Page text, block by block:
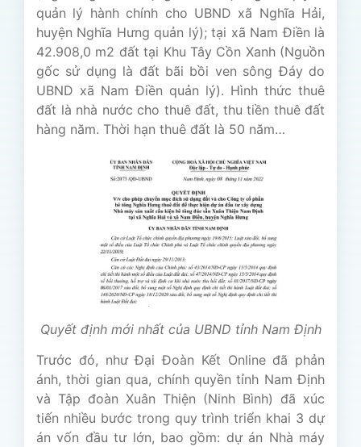
quản lý hành chính cho UBND xã Nghĩa Hải,
huyện Nghĩa Hưng quản lý); tại xã Nam Điền là
42.908,0 m2 đất tại Khu Tây Cồn Xanh (Nguồn
gốc sử dụng là đất bãi bồi ven sông Đáy do
UBND xã Nam Điền quản lý). Hình thức thuê
đất là nhà nước cho thuê đất, thu tiền thuê đất
hàng năm. Thời hạn thuê đất là 50 năm…
Quyết định mới nhất của UBND tỉnh Nam Định
Trước đó, như Đại Đoàn Kết Online đã phản
ánh, thời gian qua, chính quyền tỉnh Nam Định
và Tập đoàn Xuân Thiện (Ninh Bình) đã xúc
tiến nhiều bước trong quy trình triển khai 3 dự
án vốn đầu tư lớn, bao gồm: dự án Nhà máy